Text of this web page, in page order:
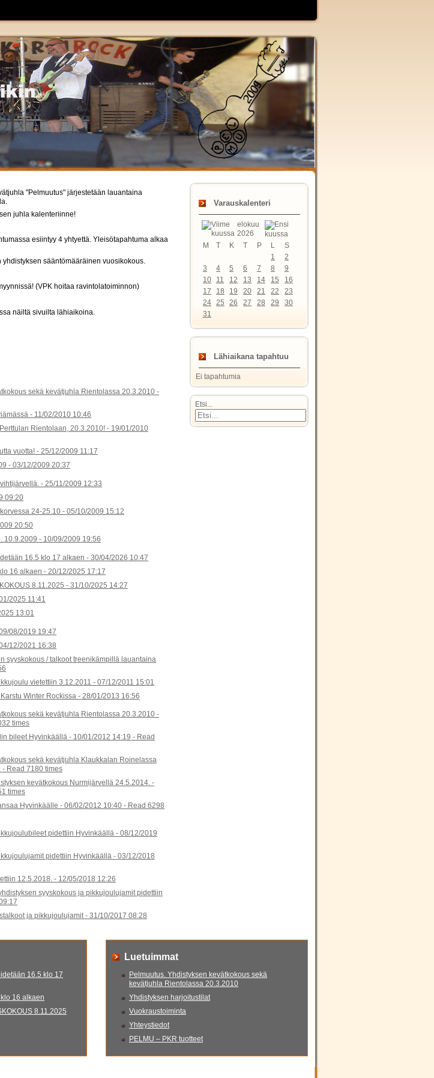
"Pelmuutus" järjestetään lauantaina
juhla kalenteriinne!
esiintyy 4 yhtyettä. Yleisötapahtuma alkaa
sääntömääräinen vuosikokous.
(VPK hoitaa ravintolatoiminnon)
näiltä sivuilta lähiaikoina.
sekä kevätjuhla Rientolassa 20.3.2010 -
- 11/02/2010 10:46
Rientolaan, 20.3.2010! - 19/01/2010
vuotta! - 25/12/2009 11:17
- 03/12/2009 20:37
- 25/11/2009 12:33
09:20
24-25.10 - 05/10/2009 15:12
20:50
10.9.2009 - 10/09/2009 19:56
16.5 klo 17 alkaen - 30/04/2026 10:47
16 alkaen - 20/12/2025 17:17
8.11.2025 - 31/10/2025 14:27
2025 11:41
13:01
08/2019 19:47
12/2021 16:38
syyskokous / talkoot treenikämpillä lauantaina
vietettiin 3.12.2011 - 07/12/2011 15:01
Winter Rockissa - 28/01/2013 16:56
sekä kevätjuhla Rientolassa 20.3.2010 -
times
bileet Hyvinkäällä - 10/01/2012 14:19 - Read
sekä kevätjuhla Klaukkalan Roinelassa
- Read 7180 times
kevätkokous Nurmijärvellä 24.5.2014. -
times
Hyvinkäälle - 06/02/2012 10:40 - Read 6298
pidettiin Hyvinkäällä - 08/12/2019
pidettiin Hyvinkäällä - 03/12/2018
12.5.2018. - 12/05/2018 12:26
syyskokous ja pikkujoulujamit pidettiin
ja pikkujoulujamit - 31/10/2017 08:28
Varauskalenteri
elokuu
2026
M
T K T P L
S
1
2
3
4 5 6 7 8
9
10
11 12 13 14 15
16
17
18 19 20 21 22
23
24 25 26 27 28 29
30
31
Lähiaikana tapahtuu
Ei tapahtumia
Etsi...
16.5 klo 17
16 alkaen
8.11.2025
Luetuimmat
Pelmuutus. Yhdistyksen kevätkokous sekä
kevätjuhla Rientolassa 20.3.2010
Yhdistyksen harjoitustilat
Vuokraustoiminta
Yhteystiedot
PELMU – PKR tuotteet